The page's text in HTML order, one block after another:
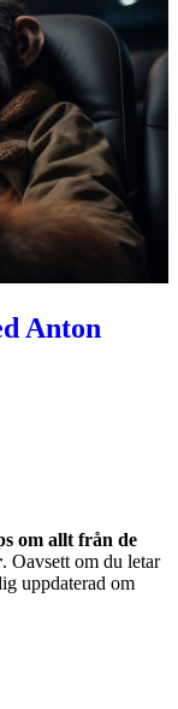
Anton
om allt från de
. Oavsett om du letar
uppdaterad om